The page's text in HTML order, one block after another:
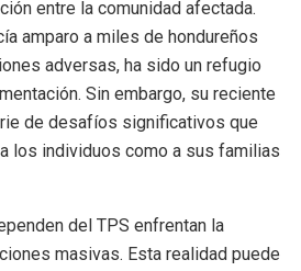
entre la comunidad afectada.
amparo a miles de hondureños
adversas, ha sido un refugio
Sin embargo, su reciente
de desafíos significativos que
los individuos como a sus familias
del TPS enfrentan la
masivas. Esta realidad puede